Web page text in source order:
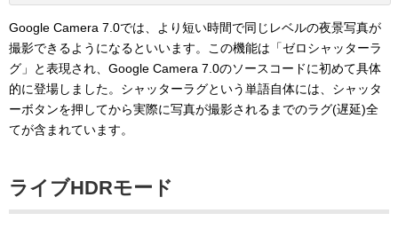
Google Camera 7.0では、より短い時間で同じレベルの夜景写真が
撮影できるようになるといいます。この機能は「ゼロシャッターラ
グ」と表現され、Google Camera 7.0のソースコードに初めて具体
的に登場しました。シャッターラグという単語自体には、シャッタ
ーボタンを押してから実際に写真が撮影されるまでのラグ(遅延)全
てが含まれています。
ライブHDRモード